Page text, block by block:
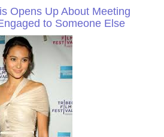
Opens Up About Meeting
to Someone Else